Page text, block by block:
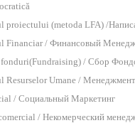
(metoda LFA) /
Financiar / Финансовый
/ Сбор
Umane /
/ Социальный Маркетинг
/ Некомерческий